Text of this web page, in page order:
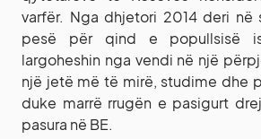
varfër. Nga dhjetori 2014 deri në
pesë për qind e popullsisë
largoheshin nga vendi në një
një jetë më të mirë, studime dhe
duke marrë rrugën e pasigurt
pasura në BE.